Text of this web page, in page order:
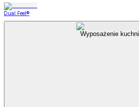
Dual Feel®
Wyposażenie kuchni